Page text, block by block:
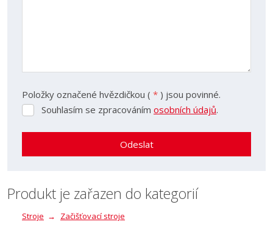
Položky označené hvězdičkou ( * ) jsou povinné.
Souhlasím
zpracováním
Souhlasím se zpracováním osobních údajů.
Odeslat
se
nepodařilo
odeslat.
Produkt je zařazen do kategorií
Stroje Začišťovací stroje